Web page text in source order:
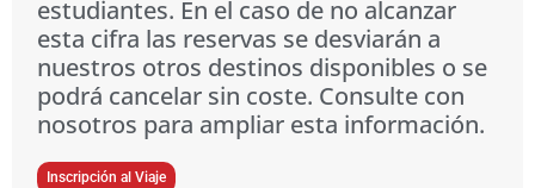
estudiantes. En el caso de no alcanzar
esta cifra las reservas se desviarán a
nuestros otros destinos disponibles o se
podrá cancelar sin coste. Consulte con
nosotros para ampliar esta información.
Inscripción al Viaje